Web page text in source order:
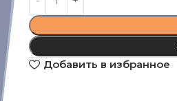
Добавить в избранное